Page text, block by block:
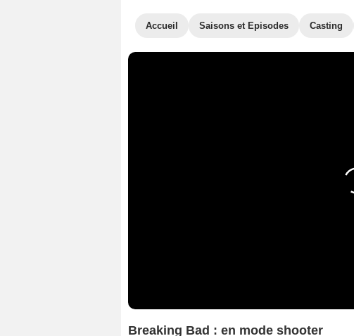
Accueil Saisons et Episodes Casting
Breaking Bad : en mode shooter